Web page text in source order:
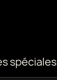
spéciales